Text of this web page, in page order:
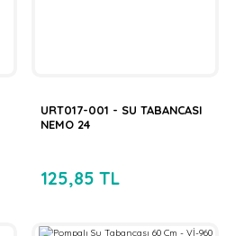
URT017-001 - SU TABANCASI
NEMO 24
125,85 TL